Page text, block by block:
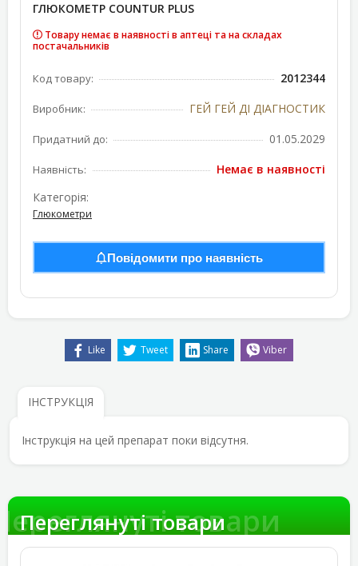
ГЛЮКОМЕТР COUNTUR PLUS
Товару немає в наявності в аптеці та на складах
постачальників
Код товару: 2012344
Виробник: ГЕЙ ГЕЙ ДІ ДІАГНОСТИК
Придатний до: 01.05.2029
Наявність:
Немає в наявності
Категорія:
Глюкометри
Повідомити про наявність
Like Tweet Share Viber
ІНСТРУКЦІЯ
Інструкція на цей препарат поки відсутня.
товари
Переглянуті товари